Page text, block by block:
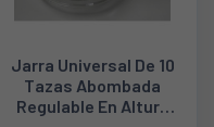
Jarra Universal De 10
Tazas Abombada
Regulable En Altura